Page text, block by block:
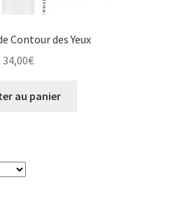
Contour des Yeux
34,00€
au panier